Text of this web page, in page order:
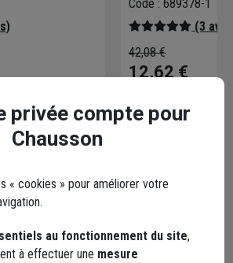
Code : 689378-1
(3
42,08 €
12,62 €
Livraison disponible
privée compte pour
Chausson
« cookies » pour améliorer votre
au fonctionnement du site,
à effectuer une mesure